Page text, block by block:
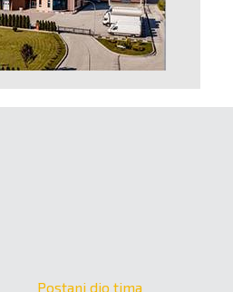
Postani dio tima